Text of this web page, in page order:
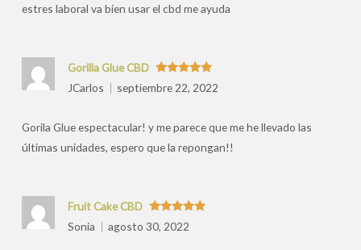
estres laboral va bien usar el cbd me ayuda
Valorado
con5de 5
Gorilla Glue CBD
JCarlos
septiembre 22, 2022
Gorila Glue espectacular! y me parece que me he llevado las
últimas unidades, espero que la repongan!!
Valorado
con5de 5
Fruit Cake CBD
Sonia
agosto 30, 2022